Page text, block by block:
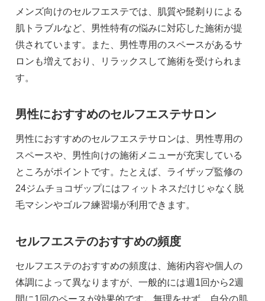
メンズ向けのセルフエステでは、肌質や髭剃りによる
肌トラブルなど、男性特有の悩みに対応した施術が提
供されています。また、男性専用のスペースがあるサ
ロンも増えており、リラックスして施術を受けられま
す。
男性におすすめのセルフエステサロン
男性におすすめのセルフエステサロンは、男性専用の
スペースや、男性向けの施術メニューが充実している
ところがポイントです。たとえば、ライザップ監修の
24ジムチョコザップにはフィットネスだけじゃなく脱
毛マシンやゴルフ練習場が利用できます。
セルフエステのおすすめの頻度
セルフエステのおすすめの頻度は、施術内容や個人の
体調によって異なりますが、一般的には週1回から2週
間に1回のペースが効果的です。無理をせず、自分の肌